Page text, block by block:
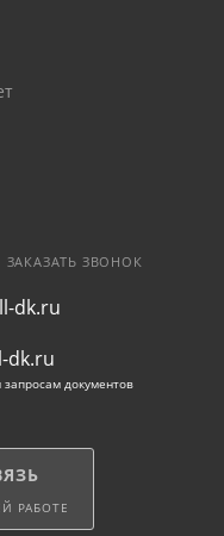
ЗАКАЗАТЬ ЗВОНОК
dk.ru
dk.ru
документов
РАБОТЕ